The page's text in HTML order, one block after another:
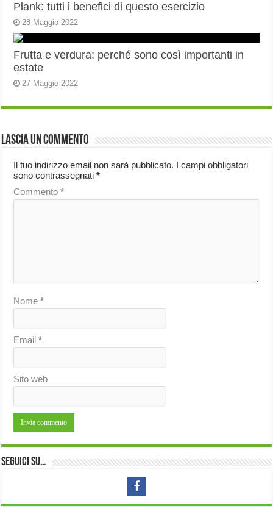
Plank: tutti i benefici di questo esercizio
28 Maggio 2022
Frutta e verdura: perché sono così importanti in
estate
27 Maggio 2022
Lascia un commento
Il tuo indirizzo email non sarà pubblicato. I campi obbligatori
sono contrassegnati*
Commento*
Nome*
Email*
Sito web
Seguici su…